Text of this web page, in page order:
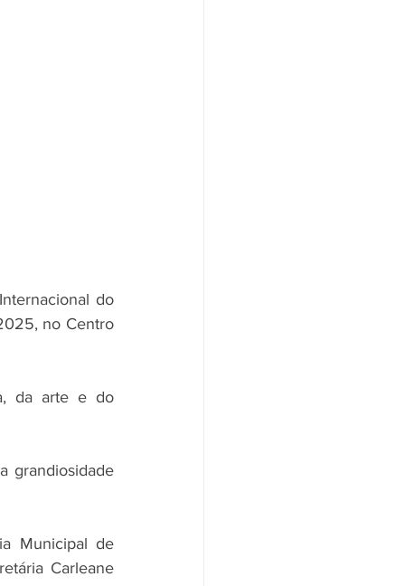
do
no Centro
da arte e do
grandiosidade
Municipal de
Carleane